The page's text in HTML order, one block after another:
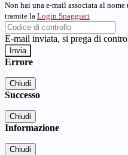
Non hai una e-mail associata al
tramite la Login Spaggiari
E-mail inviata, si prega di
Errore
Chiudi
Successo
Chiudi
Informazione
Chiudi